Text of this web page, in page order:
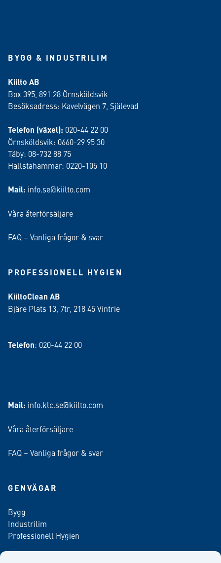
BYGG & INDUSTRILIM
Kiilto AB
Box 395, 891 28 Örnsköldsvik
Besöksadress: Kavelvägen 7, Själevad
Telefon (växel): 020-44 22 00
Örnsköldsvik: 0660-29 95 30
Täby: 08-732 88 75
Hallstahammar: 0220-105 10
Mail: info.se@kiilto.com
Våra återförsäljare
FAQ – Vanliga frågor & svar
PROFESSIONELL HYGIEN
KiiltoClean AB
Bjäre Plats 13, 7tr, 218 45 Vintrie
Telefon: 020-44 22 00
Mail: info.klc.se@kiilto.com
Våra återförsäljare
FAQ – Vanliga frågor & svar
GENVÄGAR
Bygg
Industrilim
Professionell Hygien